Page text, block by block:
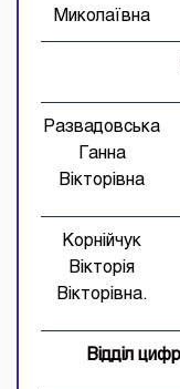
Миколаївна
Развадовська
Ганна
Вікторівна
Корнійчук
Вікторія
Вікторівна.
Відділ